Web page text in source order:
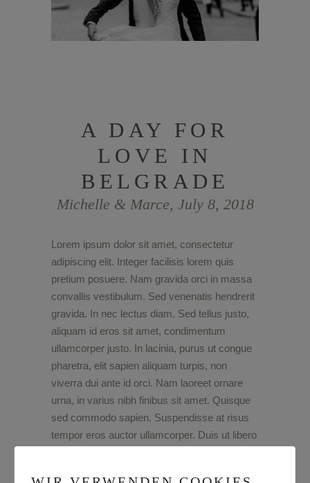
A DAY FOR
LOVE IN
BELGRADE
Michelle & Marce, July 8, 2018
Lorem ipsum dolor sit amet, consectetur
adipiscing elit. Integer facilisis lorem quis
pretium posuere. Nam gravida orci in massa
convallis vestibulum. Sed venenatis hendrerit
gravida. In nec lectus diam. Sed tellus justo,
aliquam id eros sit amet, condimentum
ullamcorper justo. In lacinia, purus ut congue
pharetra, elit sapien aliquam turpis, non
viverra dui ante id orci. Nam laoreet ornare
urna, in varius nibh finibus sit amet. Quisque
sed commodo sapien. Suspendisse at risus
tempor eros auctor ullamcorper. Duis ut libero